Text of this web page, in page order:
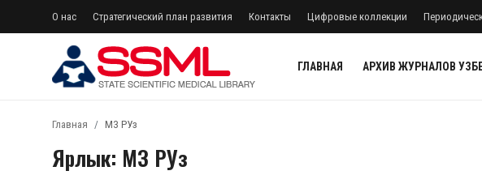
О нас Стратегический план развития Контакты Цифровые коллекции
ГЛАВНАЯ АРХИВ ЖУРНАЛОВ
регистр
Главная МЗ РУз
Ярлык: МЗ РУз